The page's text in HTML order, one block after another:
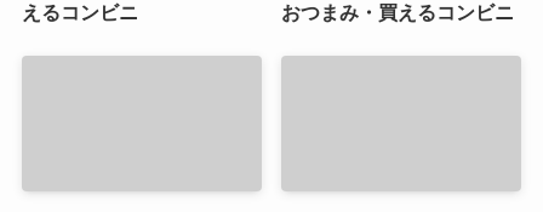
えるコンビニ
おつまみ・買えるコンビニ